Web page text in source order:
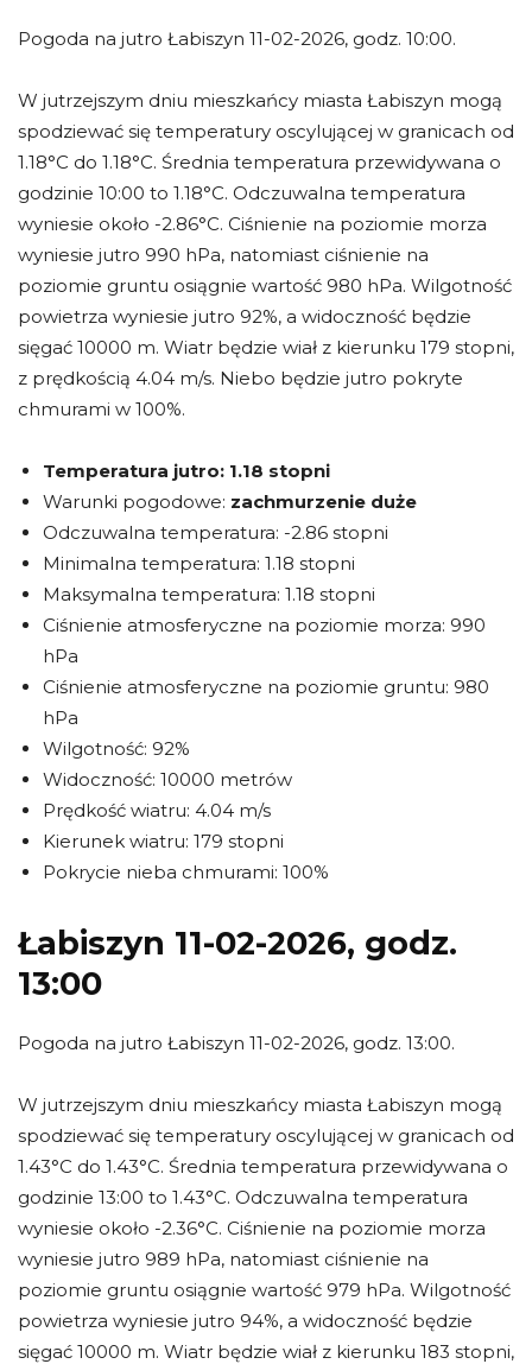
Pogoda na jutro Łabiszyn 11-02-2026, godz. 10:00.
W jutrzejszym dniu mieszkańcy miasta Łabiszyn mogą
spodziewać się temperatury oscylującej w granicach od
1.18°C do 1.18°C. Średnia temperatura przewidywana o
godzinie 10:00 to 1.18°C. Odczuwalna temperatura
wyniesie około -2.86°C. Ciśnienie na poziomie morza
wyniesie jutro 990 hPa, natomiast ciśnienie na
poziomie gruntu osiągnie wartość 980 hPa. Wilgotność
powietrza wyniesie jutro 92%, a widoczność będzie
sięgać 10000 m. Wiatr będzie wiał z kierunku 179 stopni,
z prędkością 4.04 m/s. Niebo będzie jutro pokryte
chmurami w 100%.
Temperatura jutro: 1.18 stopni
Warunki pogodowe: zachmurzenie duże
Odczuwalna temperatura: -2.86 stopni
Minimalna temperatura: 1.18 stopni
Maksymalna temperatura: 1.18 stopni
Ciśnienie atmosferyczne na poziomie morza: 990
hPa
Ciśnienie atmosferyczne na poziomie gruntu: 980
hPa
Wilgotność: 92%
Widoczność: 10000 metrów
Prędkość wiatru: 4.04 m/s
Kierunek wiatru: 179 stopni
Pokrycie nieba chmurami: 100%
Łabiszyn 11-02-2026, godz.
13:00
Pogoda na jutro Łabiszyn 11-02-2026, godz. 13:00.
W jutrzejszym dniu mieszkańcy miasta Łabiszyn mogą
spodziewać się temperatury oscylującej w granicach od
1.43°C do 1.43°C. Średnia temperatura przewidywana o
godzinie 13:00 to 1.43°C. Odczuwalna temperatura
wyniesie około -2.36°C. Ciśnienie na poziomie morza
wyniesie jutro 989 hPa, natomiast ciśnienie na
poziomie gruntu osiągnie wartość 979 hPa. Wilgotność
powietrza wyniesie jutro 94%, a widoczność będzie
sięgać 10000 m. Wiatr będzie wiał z kierunku 183 stopni,